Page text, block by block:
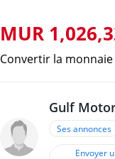
MUR
Convertir la monnaie
Gulf
Ses annonces
Envoyer